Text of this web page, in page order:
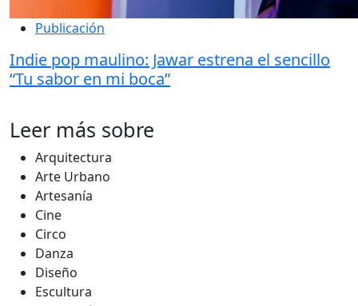
Publicación
Indie pop maulino: Jawar estrena el sencillo
“Tu sabor en mi boca”
Leer más sobre
Arquitectura
Arte Urbano
Artesanía
Cine
Circo
Danza
Diseño
Escultura